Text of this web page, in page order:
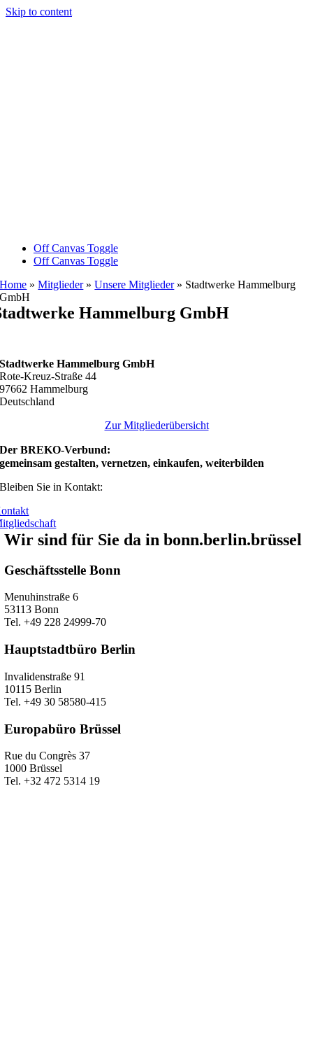
Skip to content
Off Canvas Toggle
Off Canvas Toggle
Home »Mitglieder»Unsere Mitglieder» Stadtwerke Hammelburg
GmbH
Hammelburg GmbH
Stadtwerke Hammelburg GmbH
Rote-Kreuz-Straße 44
97662 Hammelburg
Deutschland
Zur Mitgliederübersicht
Der BREKO-Verbund:
gemeinsam gestalten, vernetzen, einkaufen, weiterbilden
Bleiben Sie in Kontakt:
Wir sind für Sie da in bonn.berlin.brüssel
Geschäftsstelle Bonn
Menuhinstraße 6
53113 Bonn
Tel. +49 228 24999-70
Hauptstadtbüro Berlin
Invalidenstraße 91
10115 Berlin
Tel. +49 30 58580-415
Europabüro Brüssel
Rue du Congrès 37
1000 Brüssel
Tel. +32 472 5314 19